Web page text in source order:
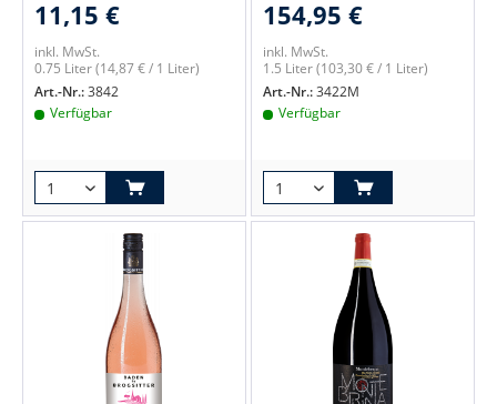
11,15 €
inkl. MwSt.
0.75 Liter(14,87 € / 1 Liter)
Art.-Nr.:3842
Verfügbar
154,95 €
inkl. MwSt.
1.5 Liter(103,30 € / 1 Liter)
Art.-Nr.:3422M
Verfügbar